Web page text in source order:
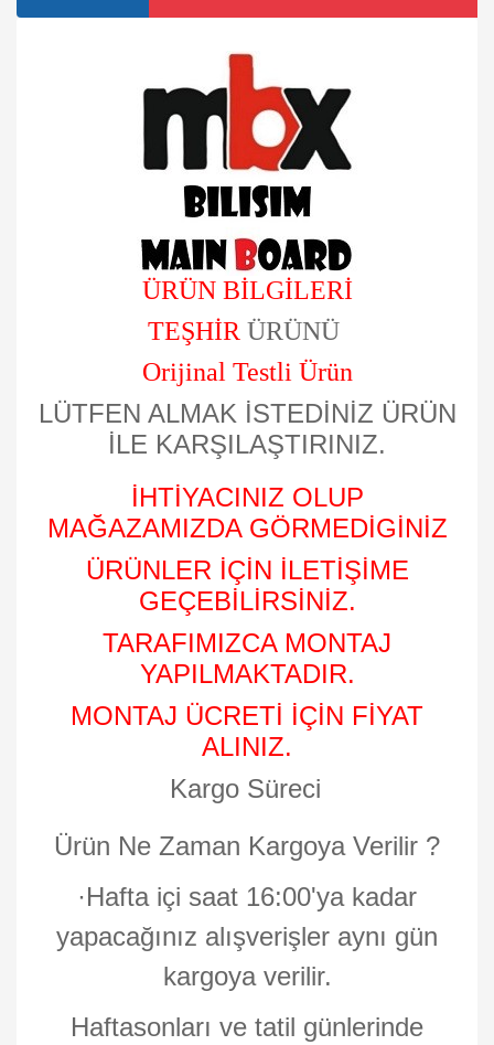
ÜRÜN BİLGİLERİ
TEŞHİR ÜRÜNÜ
Orijinal Testli Ürün
LÜTFEN ALMAK İSTEDİNİZ ÜRÜN
İLE KARŞILAŞTIRINIZ.
İHTİYACINIZ OLUP
MAĞAZAMIZDA GÖRMEDİGİNİZ
ÜRÜNLER İÇİN İLETİŞİME
GEÇEBİLİRSİNİZ.
TARAFIMIZCA MONTAJ
YAPILMAKTADIR.
MONTAJ ÜCRETİ İÇİN FİYAT
ALINIZ.
Kargo Süreci
Ürün Ne Zaman Kargoya Verilir ?
·Hafta içi saat 16:00'ya kadar
yapacağınız alışverişler aynı gün
kargoya verilir.
Haftasonları ve tatil günlerinde